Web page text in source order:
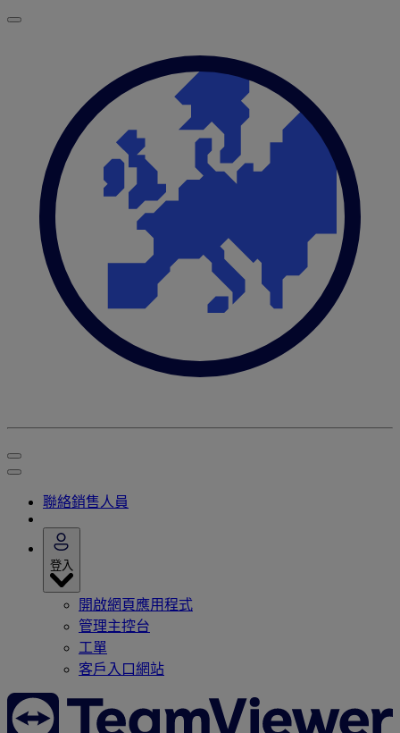
聯絡銷售人員
登入
開啟網頁應用程式
管理主控台
工單
客戶入口網站